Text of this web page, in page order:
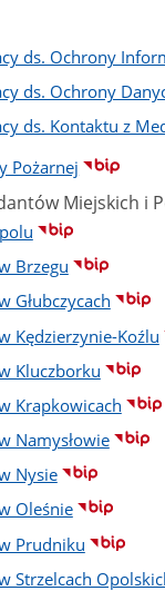
ds. Ochrony
ds. Ochrony
ds. Kontaktu z
Pożarnej
Miejskich i
Brzegu
Głubczycach
Kędzierzynie-Koźlu
Kluczborku
Krapkowicach
Namysłowie
Nysie
Oleśnie
Prudniku
Strzelcach